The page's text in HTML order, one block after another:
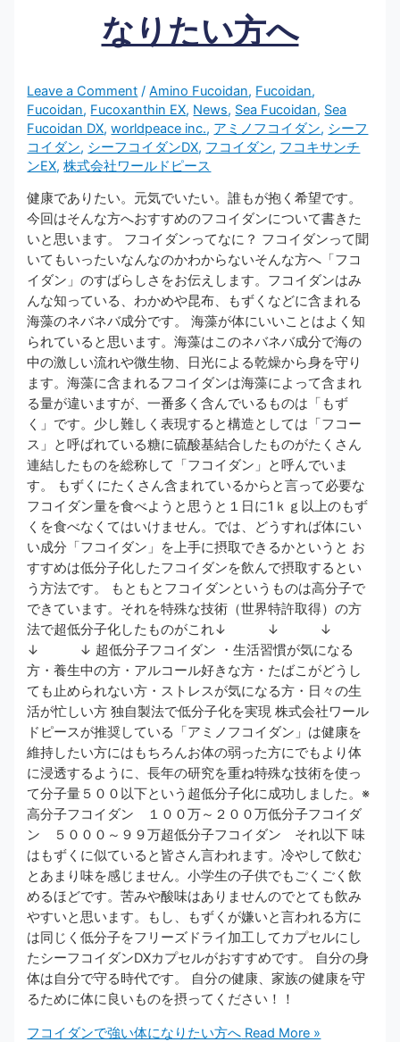
なりたい方へ
Leave a Comment /Amino Fucoidan, Fucoidan,
Fucoidan, Fucoxanthin EX, News, Sea Fucoidan, Sea
Fucoidan DX,worldpeace inc., アミノフコイダン, シーフ
コイダン, シーフコイダンDX, フコイダン, フコキサンチ
ンEX,株式会社ワールドピース
健康でありたい。元気でいたい。誰もが抱く希望です。
今回はそんな方へおすすめのフコイダンについて書きた
いと思います。 フコイダンってなに？ フコイダンって聞
いてもいったいなんなのかわからないそんな方へ「フコ
イダン」のすばらしさをお伝えします。フコイダンはみ
んな知っている、わかめや昆布、もずくなどに含まれる
海藻のネバネバ成分です。 海藻が体にいいことはよく知
られていると思います。海藻はこのネバネバ成分で海の
中の激しい流れや微生物、日光による乾燥から身を守り
ます。海藻に含まれるフコイダンは海藻によって含まれ
る量が違いますが、一番多く含んでいるものは「もず
く」です。少し難しく表現すると構造としては「フコー
ス」と呼ばれている糖に硫酸基結合したものがたくさん
連結したものを総称して「フコイダン」と呼んでいま
す。 もずくにたくさん含まれているからと言って必要な
フコイダン量を食べようと思うと１日に1ｋｇ以上のもず
くを食べなくてはいけません。では、どうすれば体にい
い成分「フコイダン」を上手に摂取できるかというと お
すすめは低分子化したフコイダンを飲んで摂取するとい
う方法です。 もともとフコイダンというものは高分子で
できています。それを特殊な技術（世界特許取得）の方
法で超低分子化したものがこれ↓ ↓ ↓
↓ ↓ 超低分子フコイダン ・生活習慣が気になる
方・養生中の方・アルコール好きな方・たばこがどうし
ても止められない方・ストレスが気になる方・日々の生
活が忙しい方 独自製法で低分子化を実現 株式会社ワール
ドピースが推奨している「アミノフコイダン」は健康を
維持したい方にはもちろんお体の弱った方にでもより体
に浸透するように、長年の研究を重ね特殊な技術を使っ
て分子量５００以下という超低分子化に成功しました。※
高分子フコイダン １００万～２００万低分子フコイダ
ン ５０００～９９万超低分子フコイダン それ以下 味
はもずくに似ていると皆さん言われます。冷やして飲む
とあまり味を感じません。小学生の子供でもごくごく飲
めるほどです。苦みや酸味はありませんのでとても飲み
やすいと思います。もし、もずくが嫌いと言われる方に
は同じく低分子をフリーズドライ加工してカプセルにし
たシーフコイダンDXカプセルがおすすめです。 自分の身
体は自分で守る時代です。 自分の健康、家族の健康を守
るために体に良いものを摂ってください！！
フコイダンで強い体になりたい方へ Read More »